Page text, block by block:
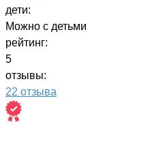
дети:
Можно с детьми
рейтинг:
5
отзывы:
22 отзыва